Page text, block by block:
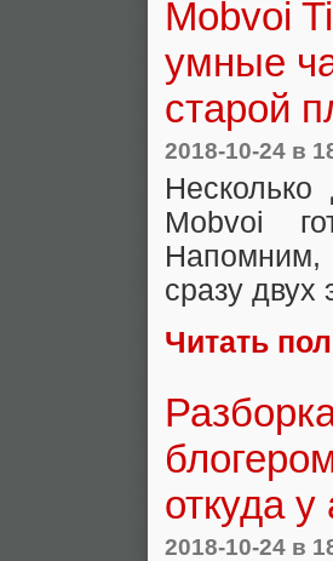
Mobvoi
умные
старой
2018-10-24 в
Mobvoi
Напомним,
сразу двух
Читать
откуда
2018-10-24 в